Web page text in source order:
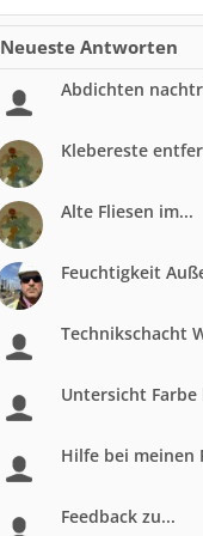
Neueste Antworten
Abdichten
Klebereste
Alte Fliesen im...
Feuchtigkeit
Technikschacht
Untersicht Farbe
Hilfe bei meinen
Feedback zu...